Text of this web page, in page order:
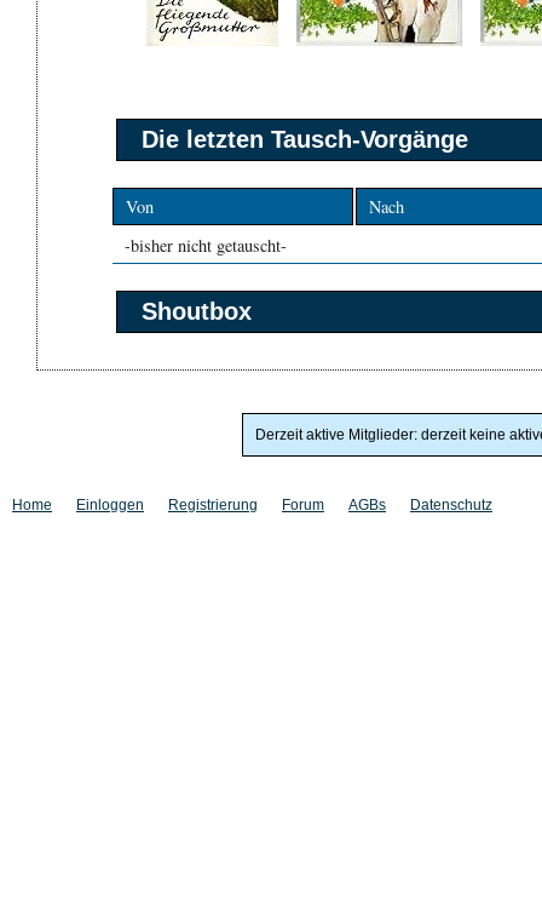
Die letzten Tausch-Vorgänge
Von
Nach
-bisher nicht getauscht-
Shoutbox
Derzeit aktive Mitglieder: derzeit keine
Home Einloggen Registrierung Forum AGBs Datenschutz